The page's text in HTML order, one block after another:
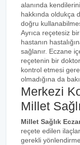
alanında
hakkında oldukça
doğru
Ayrıca reçetesiz
hastanın
sağlanır. Eczane
reçetenin bir doktor
kontrol etmesi
olmadığına da
Merkezi
Millet
Millet Sağlık
reçete edilen
gerekli